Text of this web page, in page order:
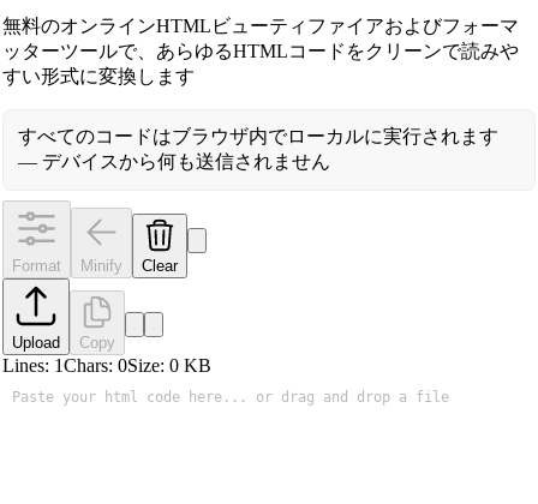
無料のオンラインHTMLビューティファイアおよびフォーマ
ッターツールで、あらゆるHTMLコードをクリーンで読みや
すい形式に変換します
すべてのコードはブラウザ内でローカルに実行されます
— デバイスから何も送信されません
Format Minify Clear
Upload Copy
Lines: 1Chars: 0Size: 0KB